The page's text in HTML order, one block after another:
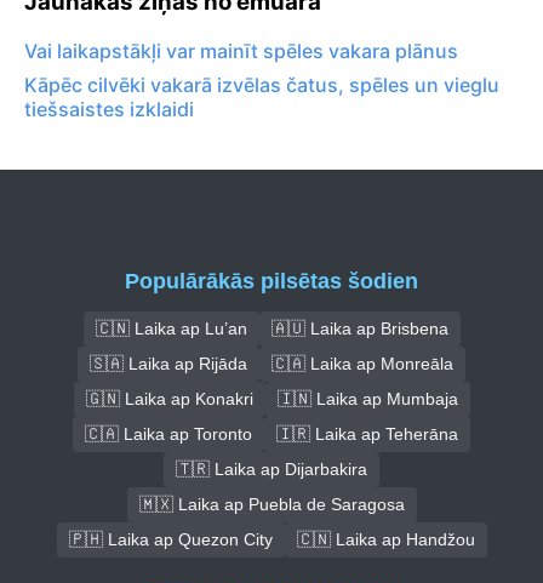
Vai laikapstākļi var mainīt spēles vakara plānus
Kāpēc cilvēki vakarā izvēlas čatus, spēles un vieglu
tiešsaistes izklaidi
Populārākās pilsētas šodien
🇨🇳 Laika ap Lu’an
🇦🇺 Laika ap Brisbena
🇸🇦 Laika ap Rijāda
🇨🇦 Laika ap Monreāla
🇬🇳 Laika ap Konakri
🇮🇳 Laika ap Mumbaja
🇨🇦 Laika ap Toronto
🇮🇷 Laika ap Teherāna
🇹🇷 Laika ap Dijarbakira
🇲🇽 Laika ap Puebla de Saragosa
🇵🇭 Laika ap Quezon City
🇨🇳 Laika ap Handžou